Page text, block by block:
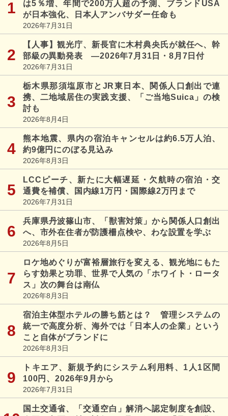
は5％増、年間で200万人超の予測、ブランドUSA
が日本強化、日本人アンバサダー任命も
2026年7月31日
【人事】観光庁、新長官に木村典央氏が就任へ、幹
部級の異動発表 ―2026年7月31日・8月7日付
2026年7月31日
栃木県那須塩原市とJR東日本、関係人口創出で連
携、二地域居住の実践支援、「ご当地Suica」の検
討も
2026年8月4日
熊本地震、県内の宿泊キャンセルは約6.5万人泊、
約9億円にのぼる見込み
2026年8月3日
LCCピーチ、新たに大幅遅延・欠航時の宿泊・交
通費を補償、国内線1万円・国際線2万円まで
2026年7月31日
兵庫県丹波篠山市、「獣害対策」から関係人口創出
へ、市外在住者が防護柵点検や、わな設置を学ぶ
2026年8月5日
ロケ地めぐりが富裕層旅行を変える、観光地にもた
らす効果と功罪、世界で人気の「ホワイト・ロータ
ス」次の舞台は南仏
2026年8月3日
宿泊主体型ホテルの勝ち筋とは？ 管理システムの
統一で高度分析、海外では「日本人の企業」という
こと自体がブランドに
2026年8月3日
トキエア、新規予約にシステム利用料、1人1区間
100円、2026年9月から
2026年7月31日
国土交通省、「交通空白」解消へ認定制度を創設、